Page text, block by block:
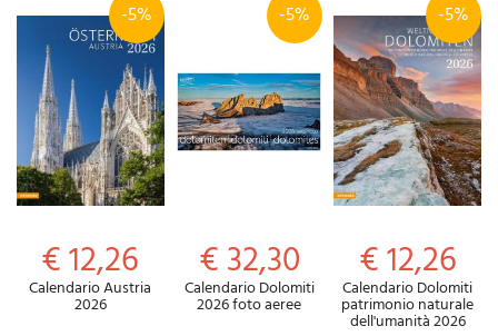
-5%
€ 12,26
Calendario Austria
2026
-5%
€ 32,30
Calendario Dolomiti
2026 foto aeree
-5%
€ 12,26
Calendario Dolomiti
patrimonio naturale
dell'umanità 2026